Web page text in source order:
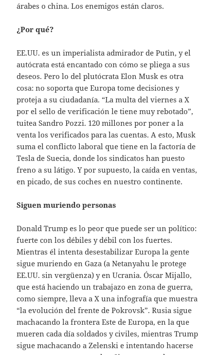
árabes o china. Los enemigos están claros.
¿Por qué?
EE.UU. es un imperialista admirador de Putin, y el
autócrata está encantado con cómo se pliega a sus
deseos. Pero lo del plutócrata Elon Musk es otra
cosa: no soporta que Europa tome decisiones y
proteja a su ciudadanía. “La multa del viernes a X
por el sello de verificación le tiene muy rebotado”,
tuitea Sandro Pozzi. 120 millones por poner a la
venta los verificados para las cuentas. A esto, Musk
suma el conflicto laboral que tiene en la factoría de
Tesla de Suecia, donde los sindicatos han puesto
freno a su látigo. Y por supuesto, la caída en ventas,
en picado, de sus coches en nuestro continente.
Siguen muriendo personas
Donald Trump es lo peor que puede ser un político:
fuerte con los débiles y débil con los fuertes.
Mientras él intenta desestabilizar Europa la gente
sigue muriendo en Gaza (a Netanyahu le protege
EE.UU. sin vergüenza) y en Ucrania. Óscar Mijallo,
que está haciendo un trabajazo en zona de guerra,
como siempre, lleva a X una infografía que muestra
“la evolución del frente de Pokrovsk”. Rusia sigue
machacando la frontera Este de Europa, en la que
mueren cada día soldados y civiles, mientras Trump
sigue machacando a Zelenski e intentando hacerse